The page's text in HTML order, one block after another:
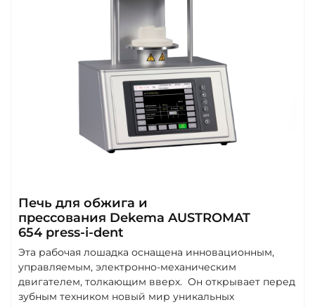
Печь для обжига и
прессования Dekema AUSTROMAT
654 press-i-dent
Эта рабочая лошадка оснащена инновационным,
управляемым, электронно-механическим
двигателем, толкающим вверх. Он открывает перед
зубным техником новый мир уникальных